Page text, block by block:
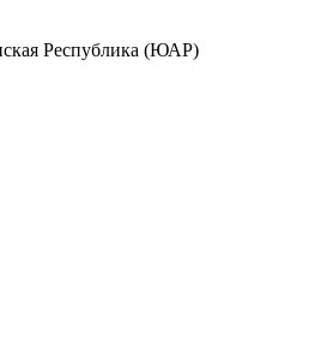
Республика (ЮАР)